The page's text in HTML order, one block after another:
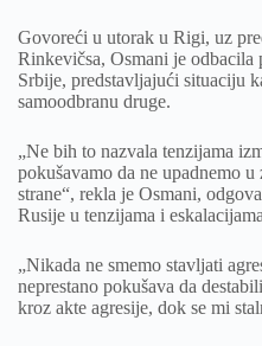
Govoreći u utorak u Rigi, uz
Rinkevičsa, Osmani je odbacila
Srbije, predstavljajući situaciju
samoodbranu druge.
„Ne bih to nazvala tenzijama
pokušavamo da ne upadnemo
strane“, rekla je Osmani,
Rusije u tenzijama i
„Nikada ne smemo stavljati
neprestano pokušava da
kroz akte agresije, dok se mi